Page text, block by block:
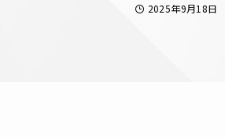
2025年9月18日